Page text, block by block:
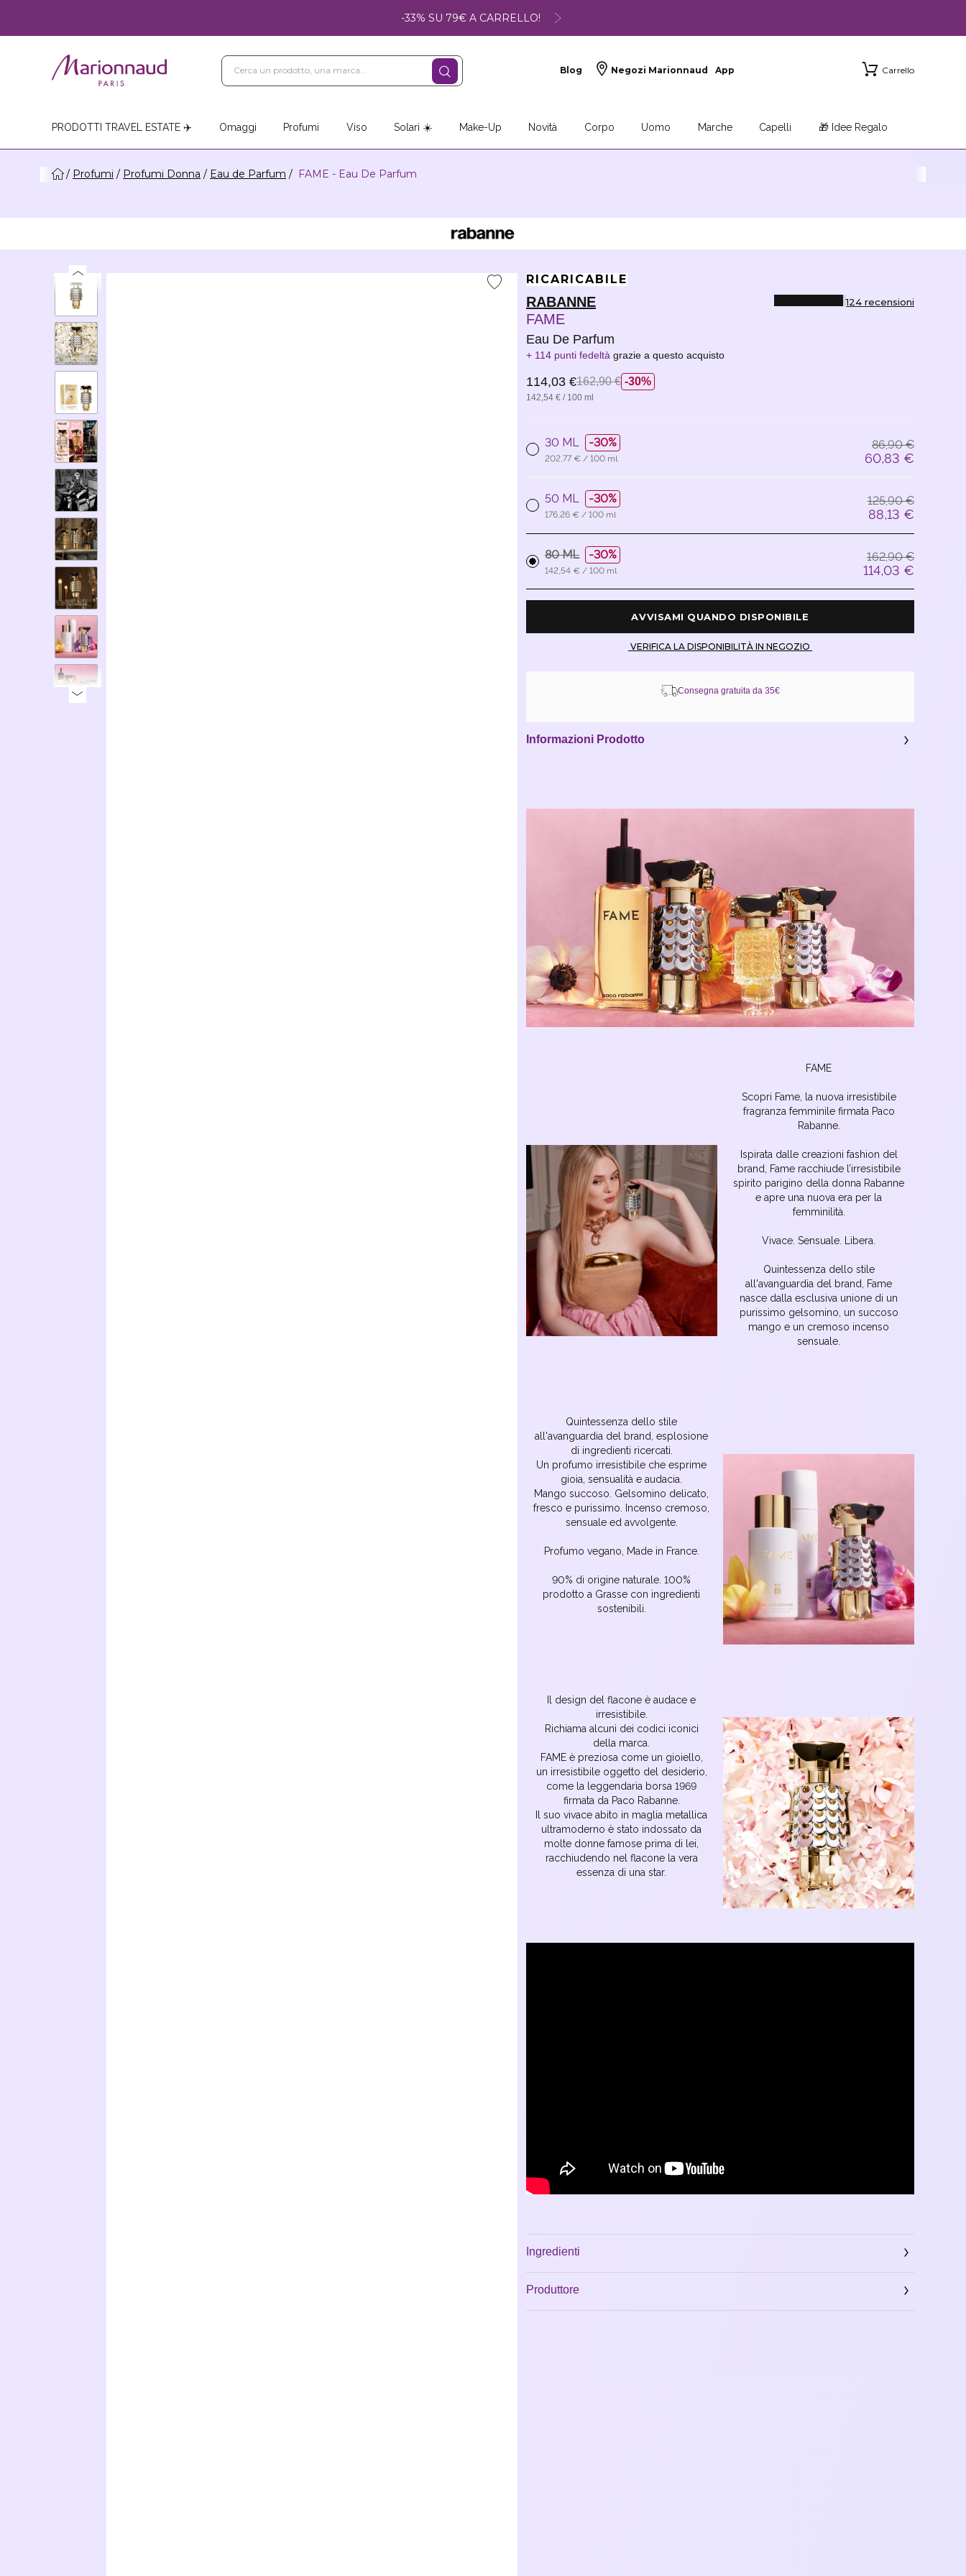
-33% SU 79€ A CARRELLO!
Blog Negozi Marionnaud App Carrello
PRODOTTI TRAVEL ESTATE ✈️ Omaggi Profumi Viso Solari ☀️ Make-Up Novità Corpo Uomo Marche Capelli 🎁 Idee Regalo
Profumi Profumi Donna Eau de Parfum FAME - Eau De Parfum
RICARICABILE
RABANNE
FAME
Eau De Parfum
124 recensioni
114 punti fedeltà grazie a questo acquisto
30%
114,03 €162,90 €
142,54 € / 100 ml
30 ML 30% 86,90 €
60,83 €
202,77 € / 100 ml
50 ML 30% 125,90 €
88,13 €
176,26 € / 100 ml
80 ML 30% 162,90 €
114,03 €
142,54 € / 100 ml
Consegna gratuita da 35€
Informazioni Prodotto
FAME
Scopri Fame, la nuova irresistibile
fragranza femminile firmata Paco
Rabanne.
Ispirata dalle creazioni fashion del
brand, Fame racchiude l’irresistibile
spirito parigino della donna Rabanne
e apre una nuova era per la
femminilità.
Vivace. Sensuale. Libera.
Quintessenza dello stile
all'avanguardia del brand, Fame
nasce dalla esclusiva unione di un
purissimo gelsomino, un succoso
mango e un cremoso incenso
sensuale.
Quintessenza dello stile
all'avanguardia del brand, esplosione
di ingredienti ricercati.
Un profumo irresistibile che esprime
gioia, sensualità e audacia.
Mango succoso. Gelsomino delicato,
fresco e purissimo. Incenso cremoso,
sensuale ed avvolgente.
Profumo vegano, Made in France.
90% di origine naturale. 100%
prodotto a Grasse con ingredienti
sostenibili.
Il design del flacone è audace e
irresistibile.
Richiama alcuni dei codici iconici
della marca.
FAME è preziosa come un gioiello,
un irresistibile oggetto del desiderio,
come la leggendaria borsa 1969
firmata da Paco Rabanne.
Il suo vivace abito in maglia metallica
ultramoderno è stato indossato da
molte donne famose prima di lei,
racchiudendo nel flacone la vera
essenza di una star.
Ingredienti
Produttore